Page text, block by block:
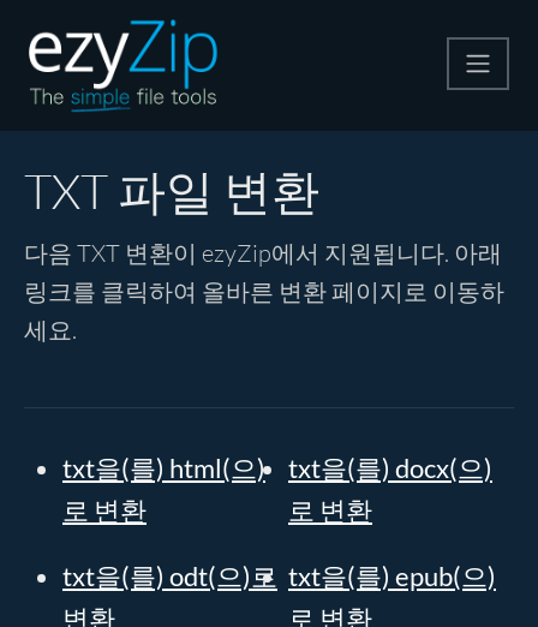
TXT 파일 변환
다음 TXT 변환이 ezyZip에서 지원됩니다. 아래
링크를 클릭하여 올바른 변환 페이지로 이동하
세요.
txt을(를) html(으)
로 변환
txt을(를) docx(으)
로 변환
txt을(를) odt(으)로
변환
txt을(를) epub(으)
로 변환